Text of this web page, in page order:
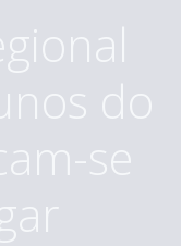
do
se